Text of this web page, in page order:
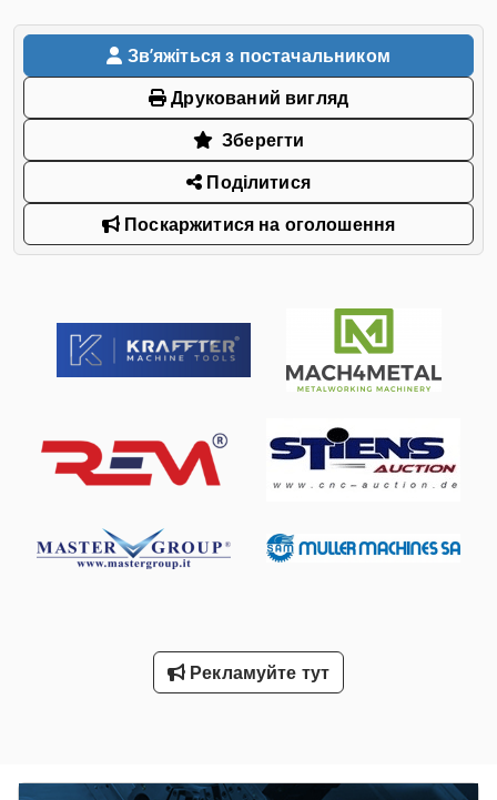
Звʼяжіться з постачальником
Друкований вигляд
Зберегти
Поділитися
Поскаржитися на оголошення
Рекламуйте тут